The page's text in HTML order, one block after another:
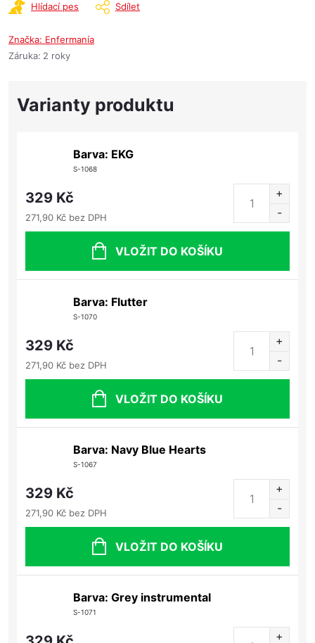
Hlídací pes Sdílet
Značka: Enfermanía
Záruka: 2 roky
Barva: EKG
S-1068
329 Kč
271,90 Kč bez DPH
VLOŽIT DO KOŠÍKU
Barva: Flutter
S-1070
329 Kč
271,90 Kč bez DPH
VLOŽIT DO KOŠÍKU
Barva: Navy Blue Hearts
S-1067
329 Kč
271,90 Kč bez DPH
VLOŽIT DO KOŠÍKU
Barva: Grey instrumental
S-1071